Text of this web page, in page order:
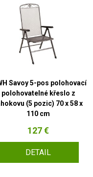
Savoy 5-pos polohovací
polohovatelné křeslo z
(5 pozic) 70 x 58 x
110 cm
127 €
DETAIL